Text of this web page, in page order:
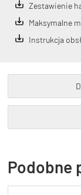
Zestawienie
Maksymalne
Instrukcja
Podobne